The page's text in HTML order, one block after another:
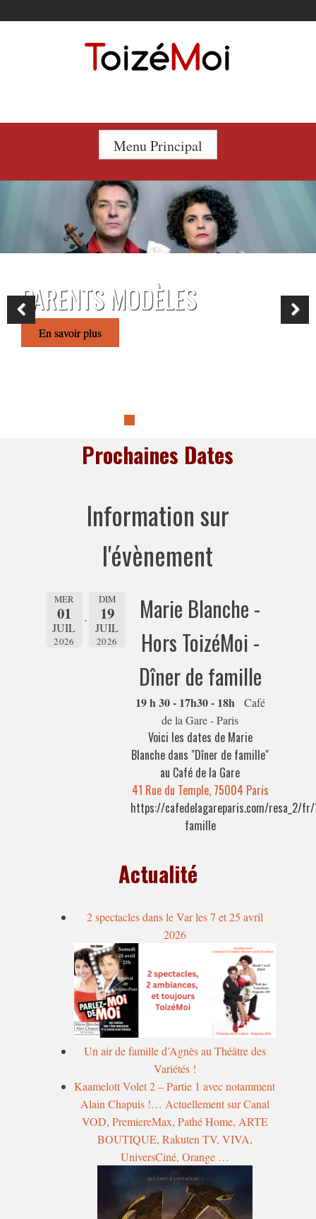
Menu Principal
PARENTS MODÈLES
En savoir plus
Previous
Prochaines Dates
Information sur
l'évènement
MER
01
JUIL
2026
DIM
19
JUIL
2026
Marie Blanche -
Hors ToizéMoi -
Dîner de famille
19 h 30 - 17h30 - 18h
Café
de la Gare - Paris
Voici les dates de Marie
Blanche dans "Dîner de famille"
au Café de la Gare
41 Rue du Temple, 75004 Paris
https://cafedelagareparis.com/resa_2/
famille
Actualité
2 spectacles dans le Var les 7 et 25 avril
2026
Un air de famille d’Agnès au Théâtre des
Variétés !
Kaamelott Volet 2 – Partie 1 avec notamment
Alain Chapuis !… Actuellement sur Canal
VOD, PremiereMax, Pathé Home, ARTE
BOUTIQUE, Rakuten TV, VIVA,
UniversCiné, Orange …